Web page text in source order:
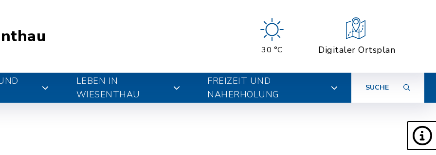
30 °C Digitaler Ortsplan
LEBEN IN
WIESENTHAU
FREIZEIT UND
NAHERHOLUNG
SUCHE